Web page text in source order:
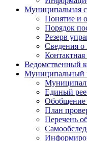
Муниципальная
Понятие и
Порядок
Резерв
Сведения
Ведомственный
Муниципальный
Единый
Обобщение
План
Перечень